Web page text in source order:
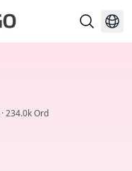
·234.0k Ord